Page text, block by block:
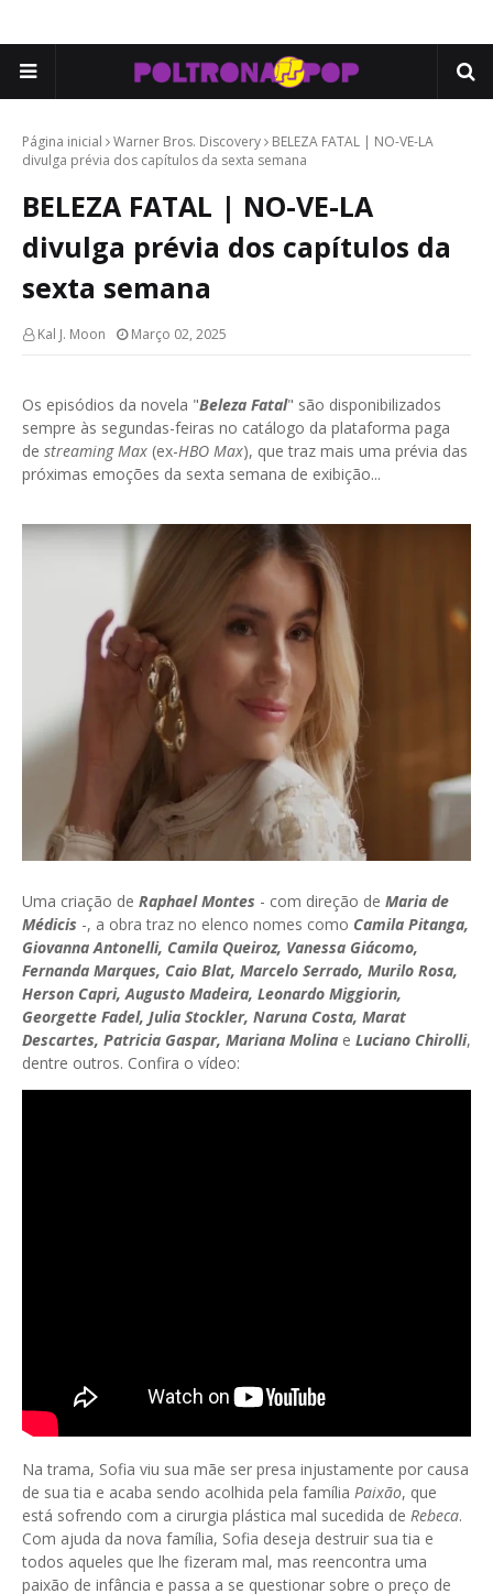
Página inicial Warner Bros. Discovery
BELEZA FATAL | NO-VE-LA
divulga prévia dos capítulos da sexta semana
BELEZA FATAL | NO-VE-LA
divulga prévia dos capítulos da
sexta semana
Kal J. Moon Março 02, 2025
Os episódios da novela "Beleza Fatal" são disponibilizados
sempre às segundas-feiras no catálogo da plataforma paga
de streaming Max (ex-HBO Max), que traz mais uma prévia das
próximas emoções da sexta semana de exibição...
Uma criação de Raphael Montes - com direção de Maria de
Médicis -, a obra traz no elenco nomes como Camila Pitanga,
Giovanna Antonelli, Camila Queiroz, Vanessa Giácomo,
Fernanda Marques, Caio Blat, Marcelo Serrado, Murilo Rosa,
Herson Capri, Augusto Madeira, Leonardo Miggiorin,
Georgette Fadel, Julia Stockler, Naruna Costa, Marat
Descartes, Patricia Gaspar, Mariana Molina e Luciano Chirolli,
dentre outros. Confira o vídeo:
Na trama, Sofia viu sua mãe ser presa injustamente por causa
de sua tia e acaba sendo acolhida pela família Paixão, que
está sofrendo com a cirurgia plástica mal sucedida de Rebeca.
Com ajuda da nova família, Sofia deseja destruir sua tia e
todos aqueles que lhe fizeram mal, mas reencontra uma
paixão de infância e passa a se questionar sobre o preço de